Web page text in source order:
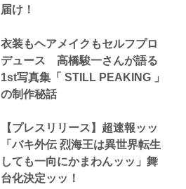
届け！
衣装もヘアメイクもセルフプロ
デュース 高橋駿一さんが語る
1st写真集「 STILL PEAKING 」
の制作秘話
【プレスリリース】超速報ッッ
「バキ外伝 烈海王は異世界転生
しても一向にかまわんッッ」舞
台化決定ッッ！